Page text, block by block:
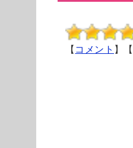
【 コメント 】【